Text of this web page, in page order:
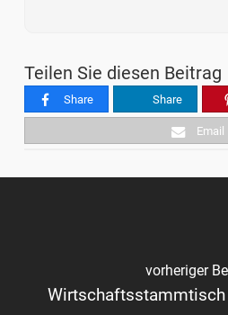
Teilen Sie diesen Beitrag
Share Share
Email
vorheriger